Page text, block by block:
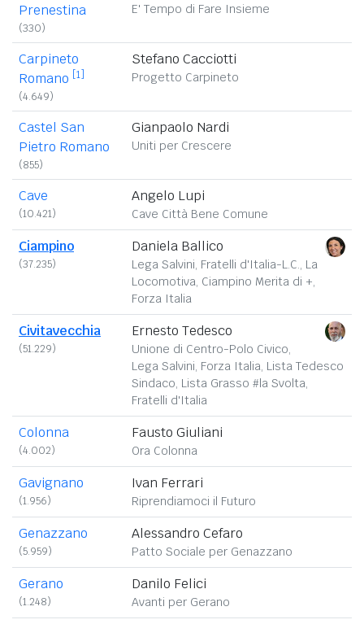
Prenestina
(330)
E' Tempo di Fare Insieme
Carpineto
Romano
[1]
(4.649)
Stefano Cacciotti
Progetto Carpineto
Castel San
Pietro Romano
(855)
Gianpaolo Nardi
Uniti per Crescere
Cave
(10.421)
Angelo Lupi
Cave Città Bene Comune
Ciampino
(37.235)
Daniela Ballico
Lega Salvini, Fratelli d'Italia-L.C., La
Locomotiva, Ciampino Merita di +,
Forza Italia
Civitavecchia
(51.229)
Ernesto Tedesco
Unione di Centro-Polo Civico,
Lega Salvini, Forza Italia, Lista Tedesco
Sindaco, Lista Grasso #la Svolta,
Fratelli d'Italia
Colonna
(4.002)
Fausto Giuliani
Ora Colonna
Gavignano
(1.956)
Ivan Ferrari
Riprendiamoci il Futuro
Genazzano
(5.959)
Alessandro Cefaro
Patto Sociale per Genazzano
Gerano
(1.248)
Danilo Felici
Avanti per Gerano